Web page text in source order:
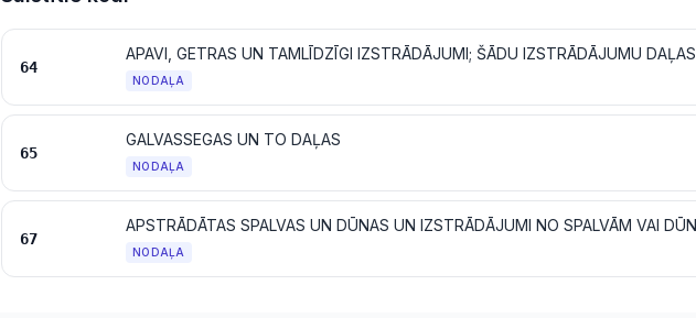
64
APAVI, GETRAS UN TAMLĪDZĪGI IZSTRĀDĀJUMI; ŠĀDU IZSTRĀDĀJUMU DAĻAS
NODAĻA
65
GALVASSEGAS UN TO DAĻAS
NODAĻA
67
NODAĻA